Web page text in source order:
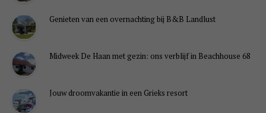
Genieten van een overnachting bij B&B Landlust
Midweek De Haan met gezin: ons verblijf in Beachhouse 68
Jouw droomvakantie in een Grieks resort